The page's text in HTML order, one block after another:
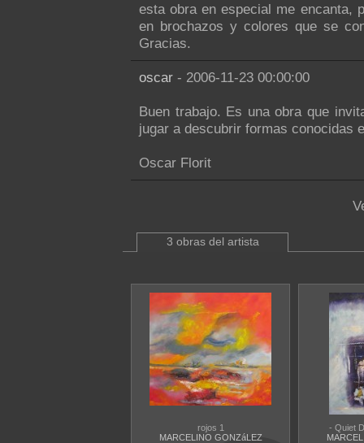
esta obra en especial me encanta,
en brochazos y colores que se
Gracias.
oscar - 2006-11-23 00:00:00
Buen trabajo. Es una obra que
jugar a descubrir formas conocidas
Oscar Florit
3 obras del artista
rojos 1
MARCELINO GONZáLEZ
- Quiet